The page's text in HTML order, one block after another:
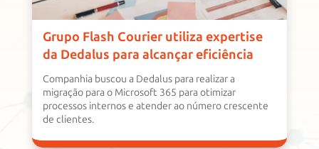
Grupo Flash Courier utiliza expertise
da Dedalus para alcançar eficiência
Companhia buscou a Dedalus para realizar a
migração para o Microsoft 365 para otimizar
processos internos e atender ao número crescente
de clientes.